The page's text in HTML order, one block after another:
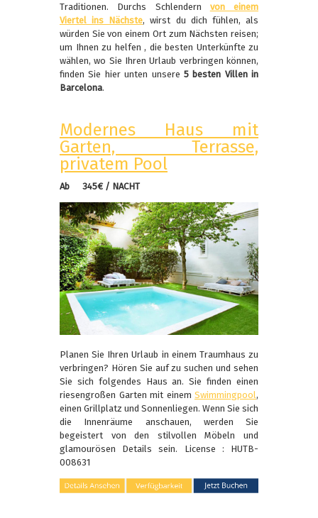
Traditionen. Durchs Schlendern von einem
Viertel ins Nächste, wirst du dich fühlen, als
würden Sie von einem Ort zum Nächsten reisen;
um Ihnen zu helfen , die besten Unterkünfte zu
wählen, wo Sie Ihren Urlaub verbringen können,
finden Sie hier unten unsere 5 besten Villen in
Barcelona.
Modernes Haus mit
Garten, Terrasse,
privatem Pool
Ab 345€ / NACHT
Planen Sie Ihren Urlaub in einem Traumhaus zu
verbringen? Hören Sie auf zu suchen und sehen
Sie sich folgendes Haus an. Sie finden einen
riesengroßen Garten mit einem Swimmingpool ,
einen Grillplatz und Sonnenliegen. Wenn Sie sich
die Innenräume anschauen, werden Sie
begeistert von den stilvollen Möbeln und
glamourösen Details sein. License : HUTB-
008631